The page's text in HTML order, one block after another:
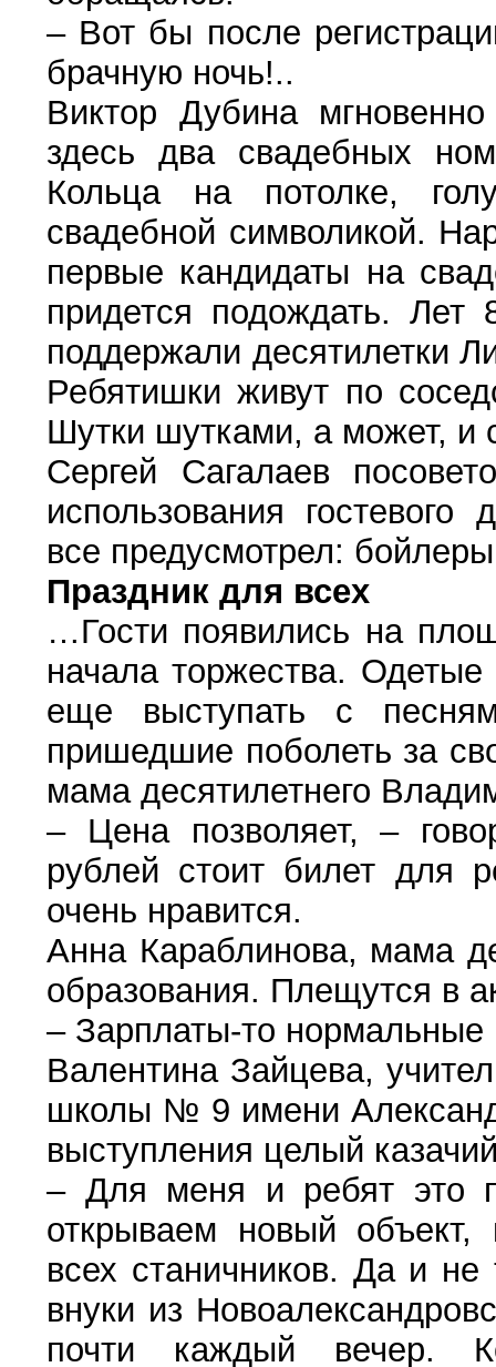
– Вот бы после
брачную ночь!..
Виктор Дубина
здесь два свадебных
Кольца на потолке,
свадебной символикой.
первые кандидаты на
придется подождать.
поддержали десятилетки
Ребятишки живут по
Шутки шутками, а может, и
Сергей Сагалаев
использования
все предусмотрел:
Праздник для всех
…Гости появились на
начала торжества.
еще выступать с
пришедшие поболеть за
мама десятилетнего
– Цена позволяет, –
рублей стоит билет для
очень нравится.
Анна Караблинова, мама
образования. Плещутся в
– Зарплаты-то нормальные
Валентина Зайцева,
школы № 9 имени
выступления целый
– Для меня и ребят это
открываем новый
всех станичников. Да и
внуки из
почти каждый вечер.